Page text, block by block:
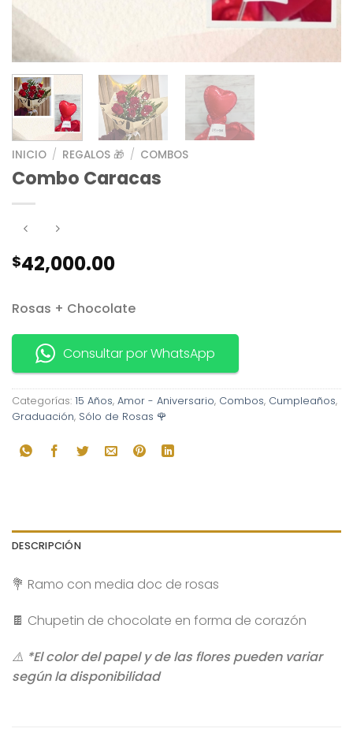
INICIO / REGALOS 🎁 / COMBOS
Combo Caracas
$42,000.00
Rosas + Chocolate
Consultar por WhatsApp
Categorías: 15 Años, Amor - Aniversario, Combos, Cumpleaños,
Graduación, Sólo de Rosas 🌹
DESCRIPCIÓN
💐 Ramo con media doc de rosas
🍫 Chupetin de chocolate en forma de corazón
⚠️ *El color del papel y de las flores pueden variar
según la disponibilidad